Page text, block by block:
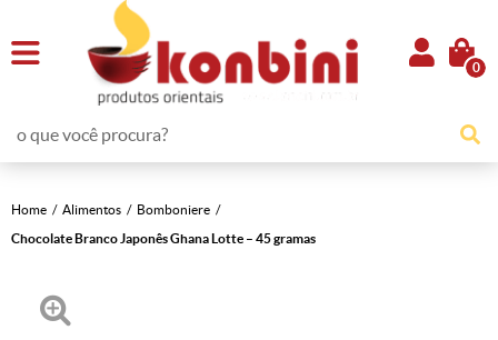
0
Home Alimentos
Bomboniere
Chocolate Branco Japonês Ghana Lotte – 45 gramas